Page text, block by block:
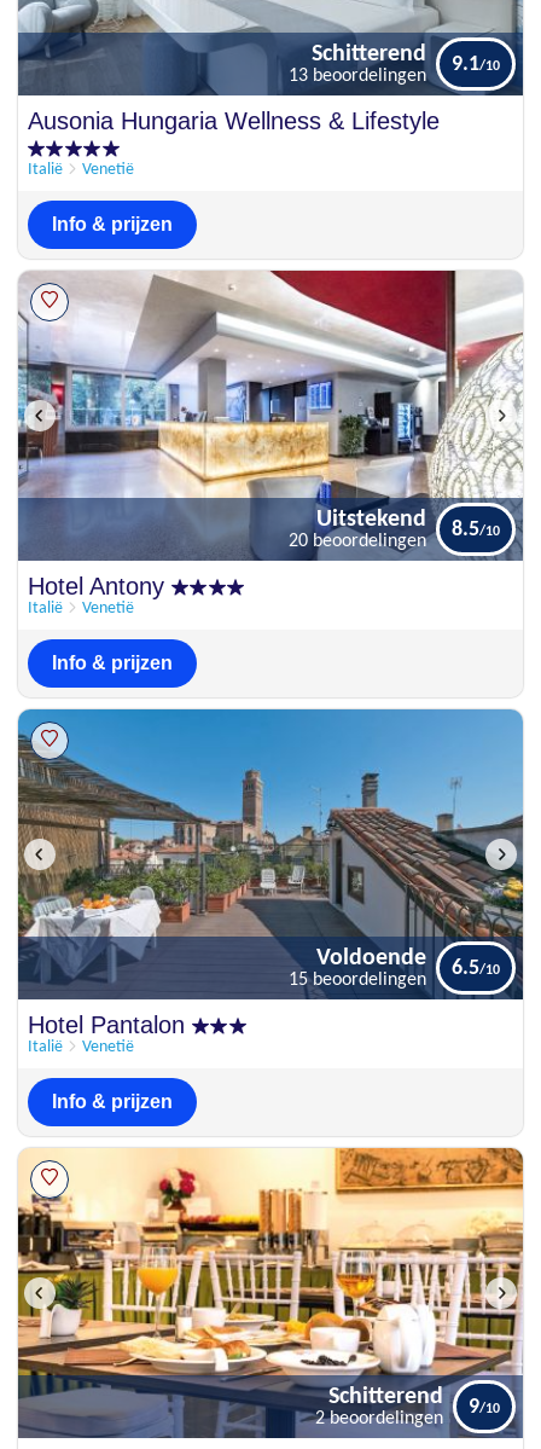
Schitterend
13 beoordelingen
Ausonia Hungaria Wellness & Lifestyle
Italië Venetië
Schitterend
13 beoordelingen
9.1
Info & prijzen
Hotel Antony
Italië Venetië
Uitstekend
20 beoordelingen
8.5
Info & prijzen
Hotel Pantalon
Italië Venetië
Voldoende
15 beoordelingen
6.5
Info & prijzen
Schitterend
2 beoordelingen
9